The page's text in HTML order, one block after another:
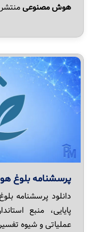
هوش مصنوعی
پرسشنامه بلوغ
دانلود پرسشنامه
پایایی، منبع
عملیاتی و شیوه